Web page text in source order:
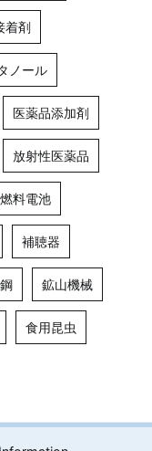
着剤
ノール
医薬品添加剤
放射性医薬品
燃料電池
補聴器
鉱山機械
食用昆虫